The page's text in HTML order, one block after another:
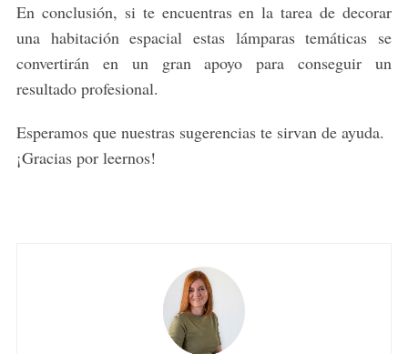
En conclusión, si te encuentras en la tarea de decorar
una habitación espacial estas lámparas temáticas se
convertirán en un gran apoyo para conseguir un
resultado profesional.
Esperamos que nuestras sugerencias te sirvan de ayuda.
¡Gracias por leernos!